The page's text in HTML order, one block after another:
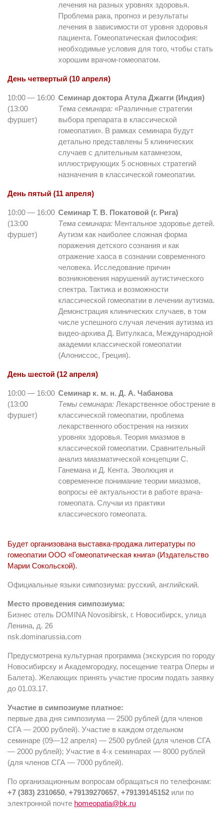
лечения на разных уровнях здоровья.
Проблема рака, прогноз и результаты
лечения в зависимости от уровня здоровья
пациента. Гомеопатическая философия:
необходимые условия для того, чтобы стать
хорошим врачом-гомеопатом.
День четвертый (10 апреля)
10:00 — 16:00
(13:00
фуршет)
Семинар доктора Атула Джагги (Индия)
Тема семинара: «Различные стратегии
выбора препарата в классической
гомеопатии». В рамках семинара будут
детально представлены 5 клинических
случаев с длительным катамнезом,
иллюстрирующих 5 основных стратегий
назначения в классической гомеопатии.
День пятый (11 апреля)
10:00 — 16:00
(13:00
фуршет)
Семинар Т. В. Покатовой (г. Рига)
Тема семинара: Ментальное здоровье детей.
Аутизм как наиболее сложная форма
поражения детского сознания и как
отражение хаоса в сознании современного
человека. Исследование причин
возникновения нарушений аутистического
спектра. Тактика и возможности
классической гомеопатии в лечении аутизма.
Демонстрация клинических случаев, в том
числе успешного случая лечения аутизма из
видео-архива Д. Витулкаса, Международной
академии классической гомеопатии
(Алониссос, Греция).
День шестой (12 апреля)
10:00 — 16:00
(13:00
фуршет)
Семинар к. м. н. Д. А. Чабанова
Темы семинара: Лекарственное обострение в
классической гомеопатии, проблема
лекарственного обострения на низких
уровнях здоровья. Теория миазмов в
классической гомеопатии. Сравнительный
анализ миазматической концепции С.
Ганемана и Д. Кента. Эволюция и
современное понимание теории миазмов,
вопросы её актуальности в работе врача-
гомеопата. Случаи из практики
классического гомеопата.
Будет организована выставка-продажа литературы по
гомеопатии ООО «Гомеопатическая книга» (Издательство
Марии Сокольской).
Официальные языки симпозиума: русский, английский.
Место проведения симпозиума:
Бизнес отель DOMINA Novosibirsk, г. Новосибирск, улица
Ленина, д. 26
nsk.dominarussia.com
Предусмотрена культурная программа (экскурсия по городу
Новосибирску и Академгородку, посещение театра Оперы и
Балета). Желающих принять участие просим подать заявку
до 01.03.17.
Участие в симпозиуме платное:
первые два дня симпозиума — 2500 рублей (для членов
СГА — 2000 рублей). Участие в каждом отдельном
семинаре (09—12 апреля) — 2500 рублей (для членов СГА
— 2000 рублей); Участие в 4-х семинарах — 8000 рублей
(для членов СГА — 7000 рублей).
По организационным вопросам обращаться по телефонам:
+7 (383) 2310650, +79139270657, +79139145152 или по
электронной почте homeopatia@bk.ru